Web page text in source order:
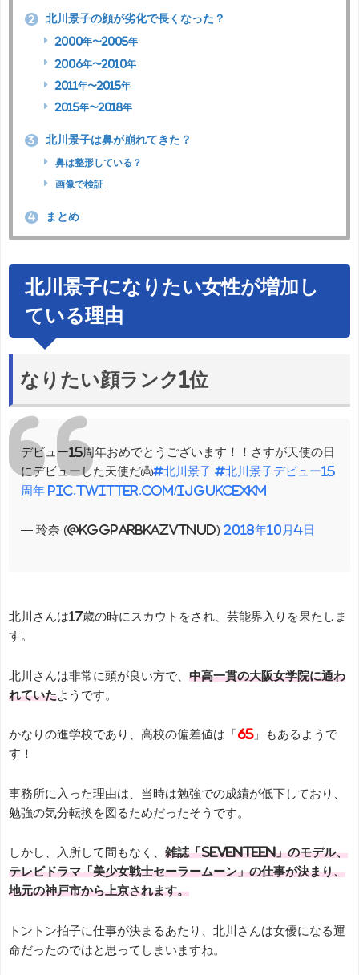
2 北川景子の顔が劣化で長くなった？
2000年〜2005年
2006年〜2010年
2011年〜2015年
2015年〜2018年
3 北川景子は鼻が崩れてきた？
鼻は整形している？
画像で検証
4 まとめ
北川景子になりたい女性が増加し
ている理由
なりたい顔ランク1位
デビュー15周年おめでとうございます！！さすが天使の日
にデビューした天使だ👼#北川景子 #北川景子デビュー15
周年 pic.twitter.com/IjGuKceXKm
— 玲奈 (@kggPARBKAZvTNUd) 2018年10月4日
北川さんは17歳の時にスカウトをされ、芸能界入りを果たしま
す。
北川さんは非常に頭が良い方で、 中高一貫の大阪女学院に通わ
れていた ようです。
かなりの進学校であり、高校の偏差値は「 65」もあるようで
す！
事務所に入った理由は、当時は勉強での成績が低下しており、
勉強の気分転換を図るためだったそうです。
しかし、入所して間もなく、 雑誌「Seventeen」のモデル、
テレビドラマ「美少女戦士セーラームーン」の仕事が決まり、
地元の神戸市から上京されます。
トントン拍子に仕事が決まるあたり、北川さんは女優になる運
命だったのではと思ってしまいますね。